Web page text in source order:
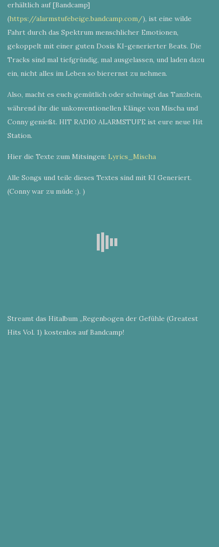
erhältlich auf [Bandcamp]
(https://alarmstufebeige.bandcamp.com/), ist eine wilde
Fahrt durch das Spektrum menschlicher Emotionen,
gekoppelt mit einer guten Dosis KI-generierter Beats. Die
Tracks sind mal tiefgründig, mal ausgelassen, und laden dazu
ein, nicht alles im Leben so bierernst zu nehmen.
Also, macht es euch gemütlich oder schwingt das Tanzbein,
während ihr die unkonventionellen Klänge von Mischa und
Conny genießt. HIT RADIO ALARMSTUFE ist eure neue Hit
Station.
Hier die Texte zum Mitsingen: Lyrics_Mischa
Alle Songs und teile dieses Textes sind mit KI Generiert.
(Conny war zu müde ;). )
Streamt das Hitalbum „Regenbogen der Gefühle (Greatest
Hits Vol. 1) kostenlos auf Bandcamp!